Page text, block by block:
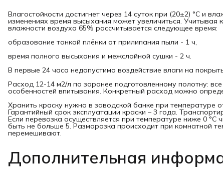
Влагостойкости достигнет через 14 суток при (20±2) °C и
изменениях время высыхания может увеличиться. Учитывая
влажности воздуха 65% рассчитывается следующее время:
образование тонкой плёнки от прилипания пыли - 1 ч,
время полного высыхания и межслойной сушки - 2 ч.
В первые 24 часа недопустимо воздействие влаги на
Расход 12-14 м2/л по заранее подготовленному полотну:
особенностей впитывания. Конкретный расход можно
Хранить краску нужно в заводской банке при температуре
Гарантийный срок эксплуатации краски – 3 года.
Если перевозка осуществляется при температуре ниже 0
быть не больше 5. Разморозка происходит при комнатной
перемешивают.
Дополнительная